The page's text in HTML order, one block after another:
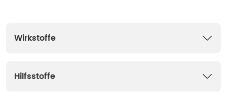
Wirkstoffe
Hilfsstoffe